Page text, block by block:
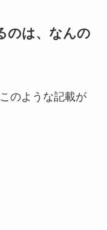
のは、なんの
のような記載が